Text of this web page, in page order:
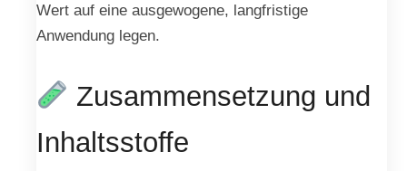
Wert auf eine ausgewogene, langfristige
Anwendung legen.
Zusammensetzung und
Inhaltsstoffe